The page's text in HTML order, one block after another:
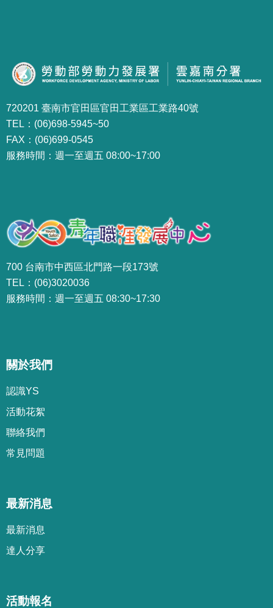
720201 臺南市官田區官田工業區工業路40號
TEL：(06)698-5945~50
FAX：(06)699-0545
服務時間：週一至週五 08:00~17:00
700 台南市中西區北門路一段173號
TEL：(06)3020036
服務時間：週一至週五 08:30~17:30
關於我們
認識YS
活動花絮
聯絡我們
常見問題
最新消息
最新消息
達人分享
活動報名